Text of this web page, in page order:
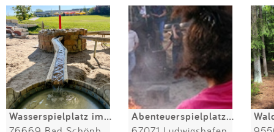
Wasserspielplatz im Sole-Aktiv-Park Abenteuerspielplatz Oggersheim e.V.